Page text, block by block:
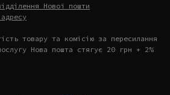
Нової пошти
товару та комісію за пересилання
Нова пошта стягує 20 грн + 2%